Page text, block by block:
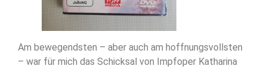
Am bewegendsten – aber auch am hoffnungsvollsten
– war für mich das Schicksal von Impfoper Katharina